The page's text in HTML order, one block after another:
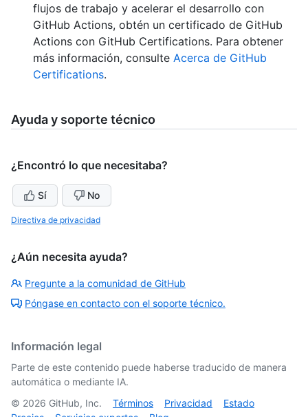
flujos de trabajo y acelerar el desarrollo con
GitHub Actions, obtén un certificado de GitHub
Actions con GitHub Certifications. Para obtener
más información, consulte Acerca de GitHub
Certifications.
Ayuda y soporte técnico
¿Encontró lo que necesitaba?
Sí No
Directiva de privacidad
¿Aún necesita ayuda?
Pregunte a la comunidad de GitHub
Póngase en contacto con el soporte técnico.
Información legal
Parte de este contenido puede haberse traducido de manera
automática o mediante IA.
© 2026 GitHub, Inc. Términos Privacidad
Estado